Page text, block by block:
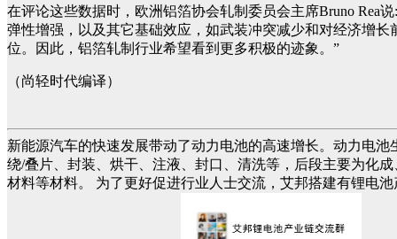
在评论这些数据时，欧洲铝箔协会轧制委员会主席Bruno Rea
弹性增强，以及其它基础效应，如武装冲突减少和对经济增长
位。因此，铝箔轧制行业希望看到更多积极的迹象。”
（尚轻时代编译）
新能源汽车的快速发展带动了动力电池的高速增长。动力电
绕/叠片、封装、烘干、注液、封口、清洗等，后段主要为化
材料等材料。 为了更好促进行业人士交流，艾邦搭建有锂电